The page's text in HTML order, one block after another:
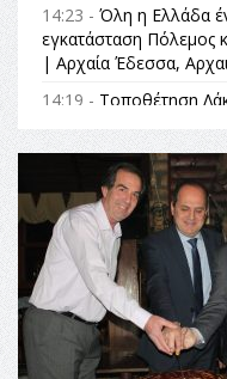
14:23 - Όλη η Ελλάδα
εγκατάσταση Πόλεμος
| Αρχαία Έδεσσα,
14:19 - Τοποθέτηση
Αναθεώρηση του
θεσμικές διαδικασίες
στις επόμενες γενιές»
16:35 -Το πρόγραμμα
Champions League!
16:27 -Όλυμπος:
Κληρονομιάς της
Όλυμπος
αγαθό εξέχουσας
ανθρωπότητα